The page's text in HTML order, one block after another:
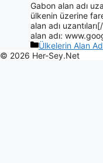
Gabon alan adı
ülkenin üzerine
alan adı
alan adı:
Ülkelerin Alan
© 2026 Her-Sey.Net